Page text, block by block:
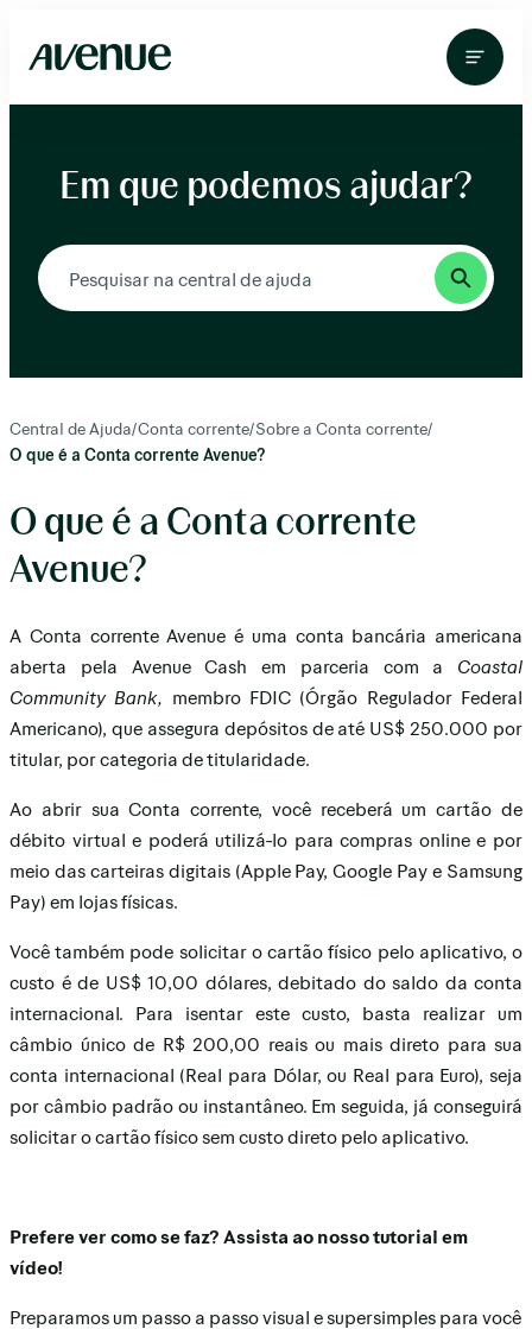
para
conteúdo
Em que podemos ajudar?
Central de Ajuda/Conta corrente/Sobre a Conta corrente/
O que é a Conta corrente Avenue?
O que é a Conta corrente
Avenue?
A Conta corrente Avenue é uma conta bancária americana
aberta pela Avenue Cash em parceria com a Coastal
Community Bank, membro FDIC (Órgão Regulador Federal
Americano), que assegura depósitos de até US$ 250.000 por
titular, por categoria de titularidade.
Ao abrir sua Conta corrente, você receberá um cartão de
débito virtual e poderá utilizá-lo para compras online e por
meio das carteiras digitais (Apple Pay, Google Pay e Samsung
Pay) em lojas físicas.
Você também pode solicitar o cartão físico pelo aplicativo, o
custo é de US$ 10,00 dólares, debitado do saldo da conta
internacional. Para isentar este custo, basta realizar um
câmbio único de R$ 200,00 reais ou mais direto para sua
conta internacional (Real para Dólar, ou Real para Euro), seja
por câmbio padrão ou instantâneo. Em seguida, já conseguirá
solicitar o cartão físico sem custo direto pelo aplicativo.
Prefere ver como se faz? Assista ao nosso tutorial em
vídeo!
Preparamos um passo a passo visual e supersimples para você